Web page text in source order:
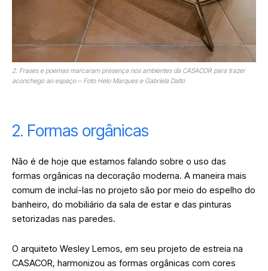
2. Frases e poemas marcaram presença nos ambientes da CASACOR para trazer
aconchego ao espaço – Foto Helo Marques e Gabriela Dalto
2. Formas orgânicas
Não é de hoje que estamos falando sobre o uso das
formas orgânicas na decoração moderna. A maneira mais
comum de incluí-las no projeto são por meio do espelho do
banheiro, do mobiliário da sala de estar e das pinturas
setorizadas nas paredes.
O arquiteto Wesley Lemos, em seu projeto de estreia na
CASACOR, harmonizou as formas orgânicas com cores